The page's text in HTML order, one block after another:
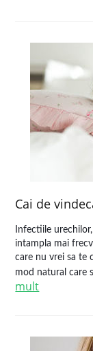
Cai de
Infectiile
intampla mai
care nu vrei sa te
mod natural care
mult